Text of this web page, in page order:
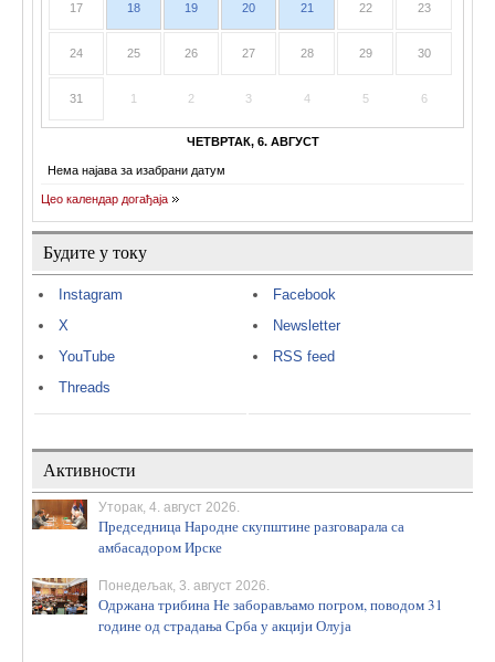
17 18 19 20 21 22 23
24 25 26 27 28 29 30
31 1 2 3 4 5 6
ЧЕТВРТАК, 6. АВГУСТ
Нема најава за изабрани датум
Цео календар догађаја
Будите у току
Instagram
X
YouTube
Threads
Facebook
Newsletter
RSS feed
Активности
Уторак, 4. август 2026.
Председница Народне скупштине разговарала са
амбасадором Ирске
Понедељак, 3. август 2026.
Одржана трибина Не заборављамо погром, поводом 31
године од страдања Срба у акцији Олуја